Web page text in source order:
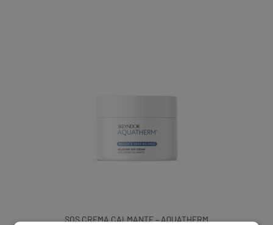
SOS CREMA CALMANTE – AQUATHERM